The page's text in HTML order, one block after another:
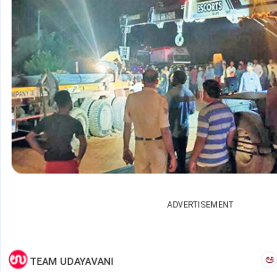
ADVERTISEMENT
TEAM UDAYAVANI ಅ